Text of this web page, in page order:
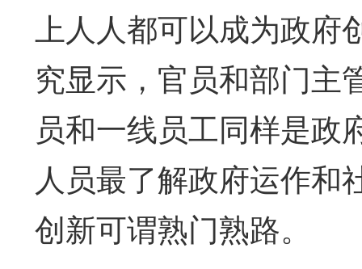
上人人都可以成为政府
究显示，官员和部门主
员和一线员工同样是政
人员最了解政府运作和
创新可谓熟门熟路。